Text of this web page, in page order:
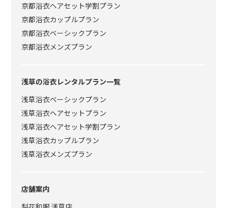
京都浴衣ヘアセット学割プラン
京都浴衣カップルプラン
京都浴衣ベーシックプラン
京都浴衣メンズプラン
浅草の浴衣レンタルプラン一覧
浅草浴衣ベーシックプラン
浅草浴衣ヘアセットプラン
浅草浴衣ヘアセット学割プラン
浅草浴衣カップルプラン
浅草浴衣メンズプラン
店舗案内